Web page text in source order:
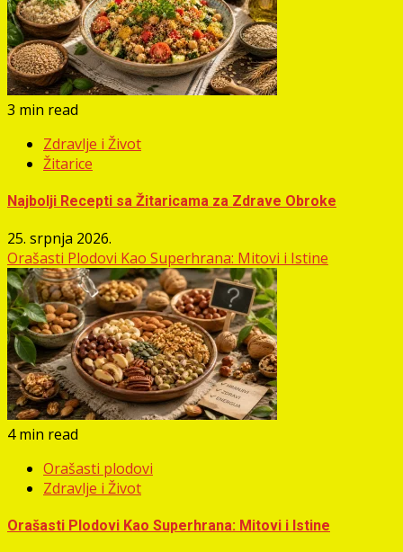
3 min read
Zdravlje i Život
Žitarice
Najbolji Recepti sa Žitaricama za Zdrave Obroke
25. srpnja 2026.
Orašasti Plodovi Kao Superhrana: Mitovi i Istine
4 min read
Orašasti plodovi
Zdravlje i Život
Orašasti Plodovi Kao Superhrana: Mitovi i Istine